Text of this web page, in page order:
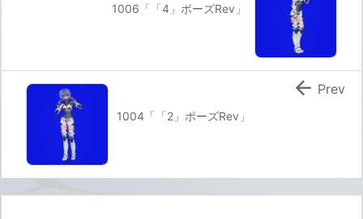
1006「「4」ポーズRev」
1004「「2」ポーズRev」
 Prev